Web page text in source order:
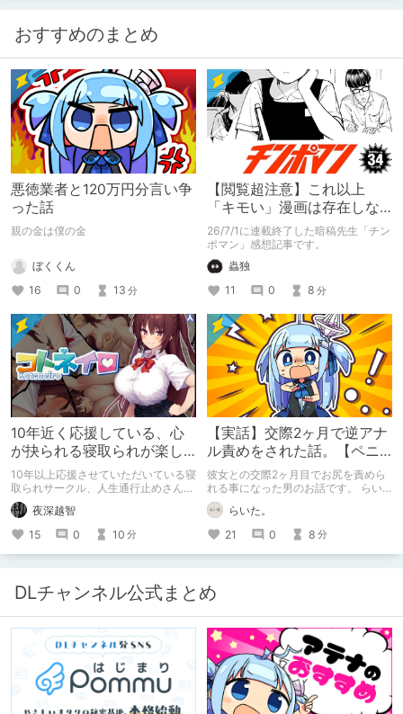
おすすめのまとめ
悪徳業者と120万円分言い争
った話
親の金は僕の金
ぼくくん
16
0 13 分
【閲覧超注意】これ以上
「キモい」漫画は存在しな
い？チンポマンとかいう
「魂の殺人」の完成形
26/7/1に連載終了した暗稿先生「チン
ポマン」感想記事です。
蟲独
11
0 8 分
10年近く応援している、心
が抉られる寝取られが楽し
めるサークル
10年以上応援させていただいている寝
取られサークル、人生通行止めさんの
新作がとても良かったので、新作を中
心に、このサークルのゲームを紹介し
たくて、記事を書かせていただく。
キミノオモイからずっと好きな熱心な
ファンとしての記事にどうか、お付き
微修正）
夜深越智
15
0 10 分
【実話】交際2ヶ月で逆アナ
ル責めをされた話。【ペニ
バン】
彼女との交際2ヶ月目でお尻を責めら
れる事になった男のお話です。 らい
た。のエチエチ体験談#2【逆アナ
ル】 らいた。
21
0 8 分
DLチャンネル公式まとめ